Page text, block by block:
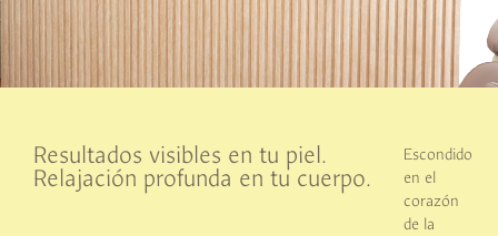
Resultados visibles en tu piel.
Relajación profunda en tu cuerpo.
Escondido
en el
corazón
de la